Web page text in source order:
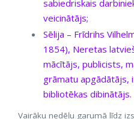
sabiedriskais
veicinātājs;
Sēlija – Frīdrihs
1854), Neretas
mācītājs, publicists,
grāmatu apgādātājs,
bibliotēkas dibinātājs.
Vairāku nedēļu garumā līdz